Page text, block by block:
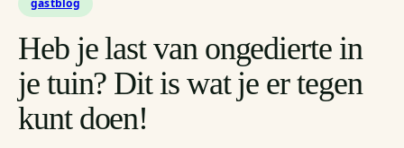
gastblog
Heb je last van ongedierte in
je tuin? Dit is wat je er tegen
kunt doen!